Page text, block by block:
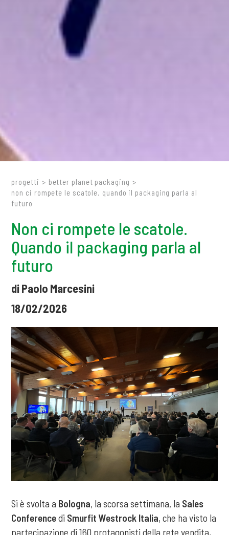
progetti > better planet packaging >
non ci rompete le scatole. quando il packaging parla al
futuro
Non ci rompete le scatole.
Quando il packaging parla al
futuro
di Paolo Marcesini
18/02/2026
Si è svolta a Bologna, la scorsa settimana, la Sales
Conferencedi Smurfit Westrock Italia, che ha visto la
partecipazione di 160 protagonisti della rete vendita,